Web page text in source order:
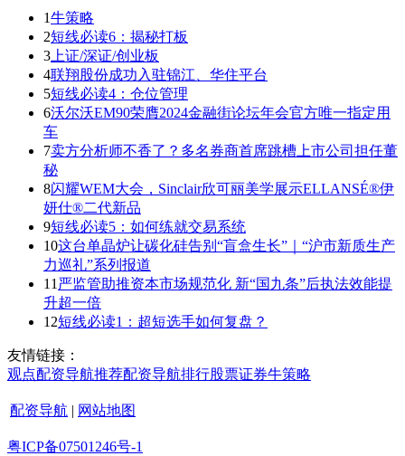
1牛策略
2短线必读6：揭秘打板
3 上证/深证/创业板
4联翔股份成功入驻锦江、华住平台
5短线必读4：仓位管理
6沃尔沃EM90荣膺2024金融街论坛年会官方唯一指定用
车
7卖方分析师不香了？多名券商首席跳槽上市公司担任董
秘
8闪耀WEM大会，Sinclair欣可丽美学展示ELLANSÉ®伊
妍仕®二代新品
9短线必读5：如何练就交易系统
10这台单晶炉让碳化硅告别“盲盒生长”｜“沪市新质生产
力巡礼”系列报道
11 严监管助推资本市场规范化 新“国九条”后执法效能提
升超一倍
12短线必读1：超短选手如何复盘？
友情链接：
观点配资导航推荐配资导航排行股票证券牛策略
配资导航 | 网站地图
粤ICP备07501246号-1